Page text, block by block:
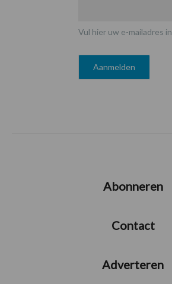
Vul hier uw e-mailadres in
Abonneren
Contact
Adverteren